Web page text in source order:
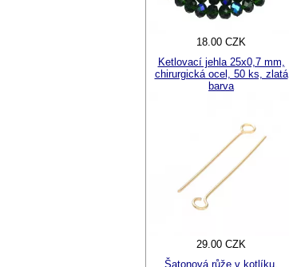
18.00 CZK
Ketlovací jehla 25x0,7 mm,
chirurgická ocel, 50 ks, zlatá
barva
29.00 CZK
Šatonová růže v kotlíku,